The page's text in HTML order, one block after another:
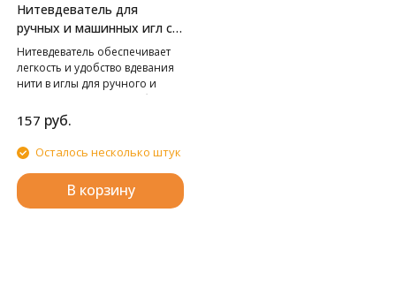
Нитевдеватель для
ручных и машинных игл с
пластиковой ручкой
Нитевдеватель обеспечивает
легкость и удобство вдевания
нити в иглы для ручного и
машинного шитья. Удобно
держать в руке, благодаря
пластиковой ручке. Цвет:
синий/розовый. Инструкция:
Вставьте металлическую петлю
нитковдевателя в ушко иглы.
Пропустите нитку через петлю.
Аккуратно протяните
157 руб.
Осталось несколько штук
В корзину